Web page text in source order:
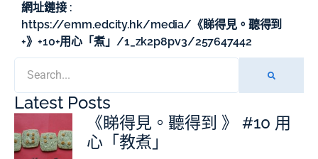
網址鏈接 :
https://emm.edcity.hk/media/《睇得見。聽得到
+》+10+用心「煮」/1_zk2p8pv3/257647442
Latest Posts
《睇得見。聽得到 》 #10 用
心「教煮」